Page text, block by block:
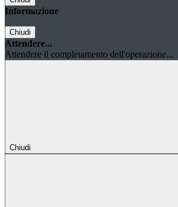
Informazione
Chiudi
Attendere...
Attendere il completamento dell'operazione...
Chiudi